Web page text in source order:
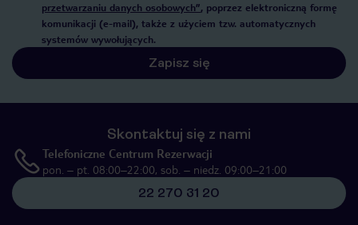
przetwarzaniu danych osobowych”, poprzez elektroniczną formę
komunikacji (e-mail), także z użyciem tzw. automatycznych
systemów wywołujących.
Zapisz się
Skontaktuj się z nami
Telefoniczne Centrum Rezerwacji
pon. – pt. 08:00–22:00, sob. – niedz. 09:00–21:00
22 270 31 20